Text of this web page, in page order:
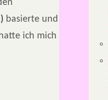
basierte und
ich mich